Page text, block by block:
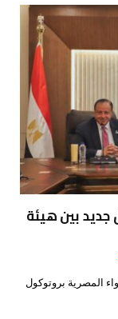
جديد بين هيئة
المصرية بروتوكول